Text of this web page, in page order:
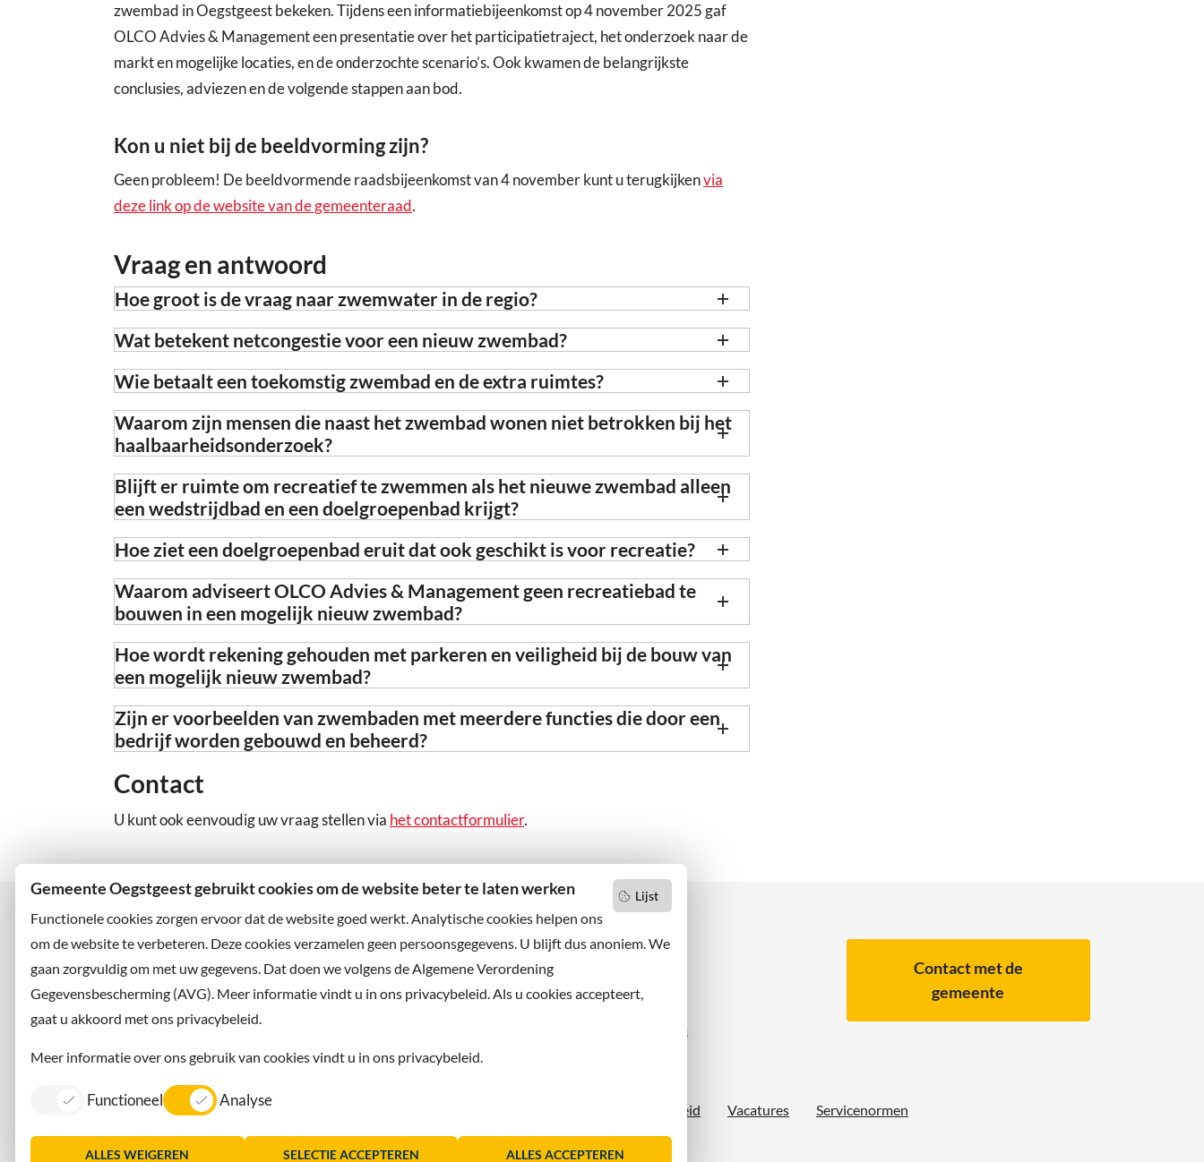
Lijst
Gemeente Oegstgeest gebruikt cookies om de website beter te laten werken
Functionele cookies zorgen ervoor dat de website goed werkt. Analytische cookies helpen ons
om de website te verbeteren. Deze cookies verzamelen geen persoonsgegevens. U blijft dus anoniem. We
gaan zorgvuldig om met uw gegevens. Dat doen we volgens de Algemene Verordening
Gegevensbescherming (AVG). Meer informatie vindt u in ons privacybeleid. Als u cookies accepteert,
gaat u akkoord met ons privacybeleid.
Meer informatie over ons gebruik van cookies vindt u in ons privacybeleid.
Functioneel Analyse
ALLES WEIGEREN SELECTIE ACCEPTEREN ALLES ACCEPTEREN
zwembad in Oegstgeest bekeken. Tijdens een informatiebijeenkomst op 4 november 2025 gaf
OLCO Advies & Management een presentatie over het participatietraject, het onderzoek naar de
markt en mogelijke locaties, en de onderzochte scenario’s. Ook kwamen de belangrijkste
conclusies, adviezen en de volgende stappen aan bod.
Kon u niet bij de beeldvorming zijn?
Geen probleem! De beeldvormende raadsbijeenkomst van 4 november kunt u terugkijkenvia
deze link op de website van de gemeenteraad.
Vraag en antwoord
Hoe groot is de vraag naar zwemwater in de regio?
Wat betekent netcongestie voor een nieuw zwembad?
Wie betaalt een toekomstig zwembad en de extra ruimtes?
Waarom zijn mensen die naast het zwembad wonen niet betrokken bij het
haalbaarheidsonderzoek?
Blijft er ruimte om recreatief te zwemmen als het nieuwe zwembad alleen
een wedstrijdbad en een doelgroepenbad krijgt?
Hoe ziet een doelgroepenbad eruit dat ook geschikt is voor recreatie?
Waarom adviseert OLCO Advies & Management geen recreatiebad te
bouwen in een mogelijk nieuw zwembad?
Hoe wordt rekening gehouden met parkeren en veiligheid bij de bouw van
een mogelijk nieuw zwembad?
Zijn er voorbeelden van zwembaden met meerdere functies die door een
bedrijf worden gebouwd en beheerd?
Contact
U kunt ook eenvoudig uw vraag stellen via het contactformulier.
Bezoekadres
Rhijngeesterstraatweg 13
2342 AN Oegstgeest
Wilt u niets missen?
Abonneer u op onze nieuwsbrief
X
Instagram
Contact met de
gemeente
Contact Information in English Toegankelijkheid Vacatures
Servicenormen
Dorpsmarketing Oegstgeest